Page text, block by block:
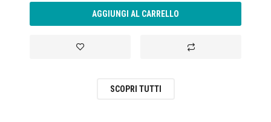
AGGIUNGI AL CARRELLO
Aggiungi alla lista desideri Aggiungi al confronto
SCOPRI TUTTI